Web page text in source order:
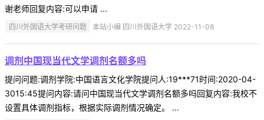
谢老师回复内容:可以申请 ...
四川外国语大学考研问题 本站小编 四川外国语大学 2022-11-08
调剂中国现当代文学调剂名额多吗
提问问题:调剂学院:中国语言文化学院提问人:19***71时间:2020-04-
3015:45提问内容:请问中国现当代文学调剂名额多吗回复内容:我校不
设置具体调剂指标，根据实际调剂情况确定。 ...